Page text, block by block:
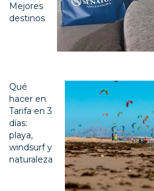
Mejores
destinos
Qué
hacer en
Tarifa en 3
días:
playa,
windsurf y
naturaleza